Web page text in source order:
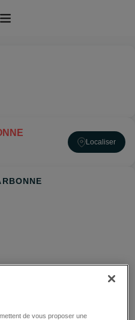
Localiser
de vous proposer une